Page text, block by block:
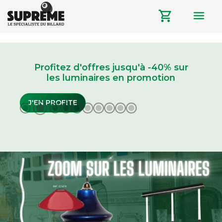
shopping_cart
menu
Suprême,
spécialiste
billard
Profitez d'offres jusqu'à -40% sur
les luminaires en promotion
J'EN PROFITE